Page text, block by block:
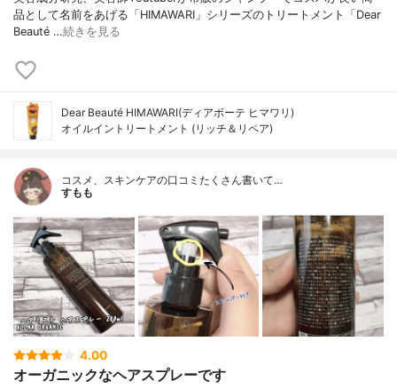
品として名前をあげる「HIMAWARI」シリーズのトリートメント「Dear
Beauté …続きを見る
Dear Beauté HIMAWARI(ディアボーテ ヒマワリ)
オイルイントリートメント (リッチ＆リペア)
コスメ、スキンケアの口コミたくさん書いて…
すもも
4.00
オーガニックなヘアスプレーです